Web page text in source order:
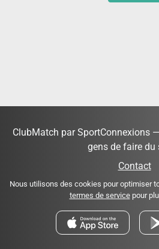
ClubMatch par SportConnexions
gens de faire du
Contact
Nous utilisons des cookies pour optimiser
termes de servicepour